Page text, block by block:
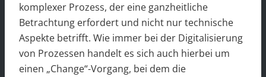
komplexer Prozess, der eine ganzheitliche
Betrachtung erfordert und nicht nur technische
Aspekte betrifft. Wie immer bei der Digitalisierung
von Prozessen handelt es sich auch hierbei um
einen „Change“-Vorgang, bei dem die